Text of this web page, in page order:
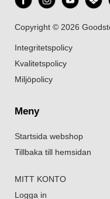
Copyright © 2026
Integritetspolicy
Kvalitetspolicy
Miljöpolicy
Meny
Startsida webshop
Tillbaka till hemsidan
MITT KONTO
Logga in